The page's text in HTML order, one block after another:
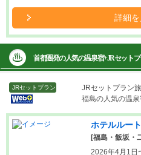
詳細を
首都圏発の人気の温泉宿+JRセット
JRセットプラン JRセットプラン
福島の人気の温
ホテルルー
[福島・飯坂・
2026年4月1日